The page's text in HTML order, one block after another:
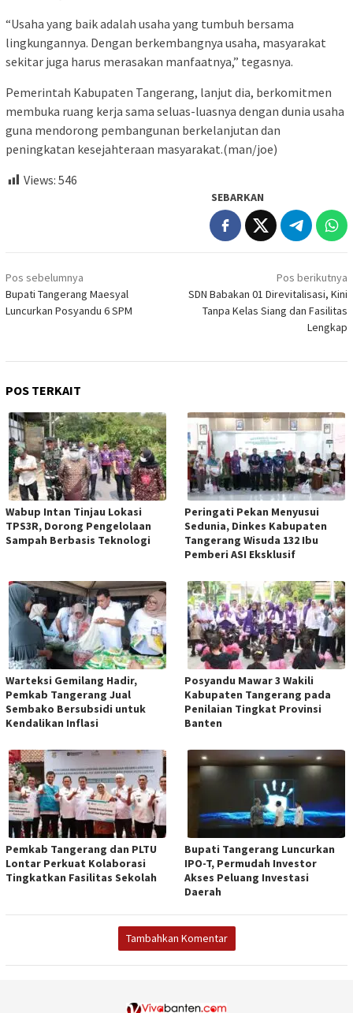
“Usaha yang baik adalah usaha yang tumbuh bersama
lingkungannya. Dengan berkembangnya usaha, masyarakat
sekitar juga harus merasakan manfaatnya,” tegasnya.
Pemerintah Kabupaten Tangerang, lanjut dia, berkomitmen
membuka ruang kerja sama seluas-luasnya dengan dunia usaha
guna mendorong pembangunan berkelanjutan dan
peningkatan kesejahteraan masyarakat.(man/joe)
Views: 546
SEBARKAN
Navigasi
pos
Pos sebelumnya
Bupati Tangerang Maesyal
Luncurkan Posyandu 6 SPM
Pos berikutnya
SDN Babakan 01 Direvitalisasi, Kini
Tanpa Kelas Siang dan Fasilitas
Lengkap
POS TERKAIT
Wabup Intan Tinjau Lokasi
TPS3R, Dorong Pengelolaan
Sampah Berbasis Teknologi
Peringati Pekan Menyusui
Sedunia, Dinkes Kabupaten
Tangerang Wisuda 132 Ibu
Pemberi ASI Eksklusif
Warteksi Gemilang Hadir,
Pemkab Tangerang Jual
Sembako Bersubsidi untuk
Kendalikan Inflasi
Posyandu Mawar 3 Wakili
Kabupaten Tangerang pada
Penilaian Tingkat Provinsi
Banten
Pemkab Tangerang dan PLTU
Lontar Perkuat Kolaborasi
Tingkatkan Fasilitas Sekolah
Bupati Tangerang Luncurkan
IPO-T, Permudah Investor
Akses Peluang Investasi
Daerah
Tambahkan Komentar